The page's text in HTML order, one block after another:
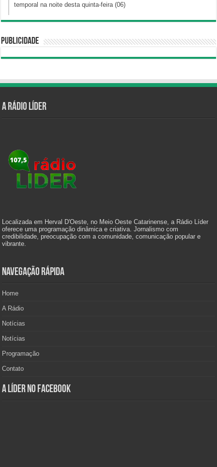
temporal na noite desta quinta-feira (06)
Publicidade
A Rádio Líder
Localizada em Herval D'Oeste, no Meio Oeste Catarinense, a Rádio Líder
oferece uma programação dinâmica e criativa. Jornalismo com
credibilidade, preocupação com a comunidade, comunicação popular e
vibrante.
Navegação Rápida
Home
A Rádio
Notícias
Notícias
Programação
Contato
A Líder no Facebook